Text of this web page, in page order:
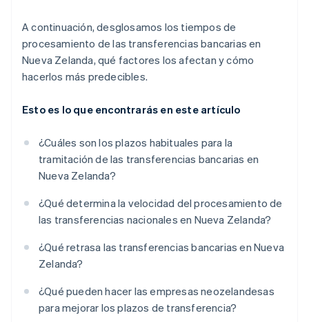
A continuación, desglosamos los tiempos de
procesamiento de las transferencias bancarias en
Nueva Zelanda, qué factores los afectan y cómo
hacerlos más predecibles.
Esto es lo que encontrarás en este artículo
¿Cuáles son los plazos habituales para la
tramitación de las transferencias bancarias en
Nueva Zelanda?
¿Qué determina la velocidad del procesamiento de
las transferencias nacionales en Nueva Zelanda?
¿Qué retrasa las transferencias bancarias en Nueva
Zelanda?
¿Qué pueden hacer las empresas neozelandesas
para mejorar los plazos de transferencia?